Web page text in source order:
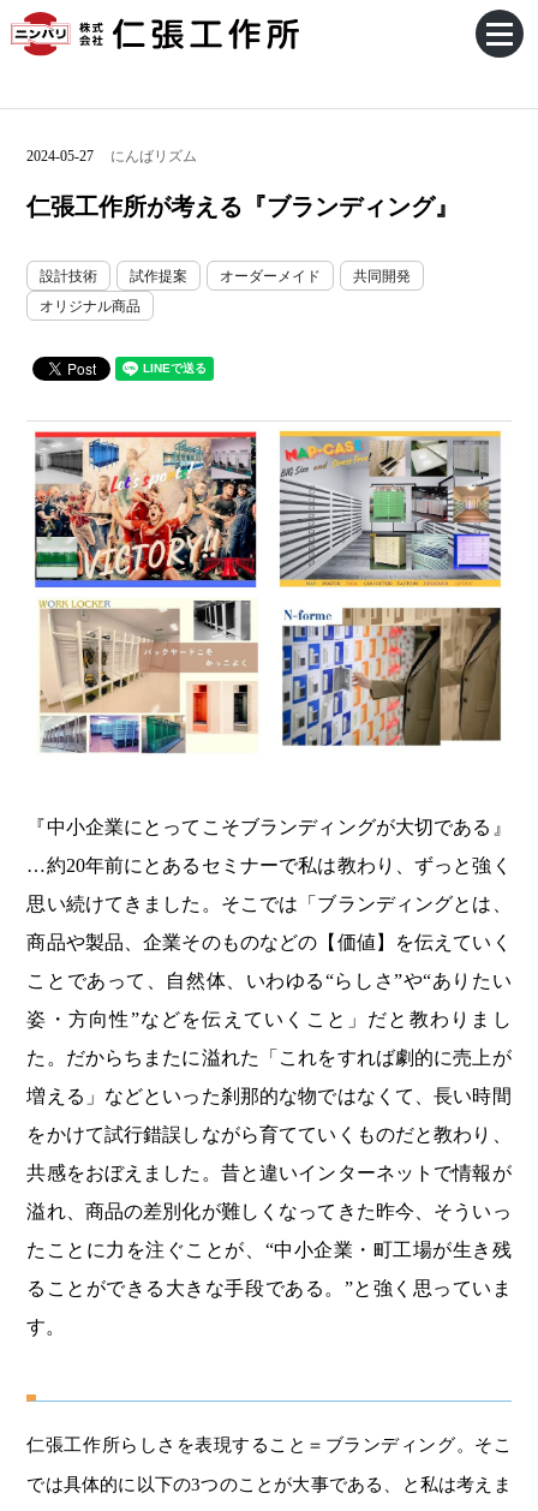
2024-05-27 にんばリズム
仁張工作所が考える『ブランディング』
設計技術 試作提案 オーダーメイド
共同開発
オリジナル商品
『中小企業にとってこそブランディングが大切である』
…約20年前にとあるセミナーで私は教わり、ずっと強く
思い続けてきました。そこでは「ブランディングとは、
商品や製品、企業そのものなどの【価値】を伝えていく
ことであって、自然体、いわゆる“らしさ”や“ありたい
姿・方向性”などを伝えていくこと」だと教わりまし
た。だからちまたに溢れた「これをすれば劇的に売上が
増える」などといった刹那的な物ではなくて、長い時間
をかけて試行錯誤しながら育てていくものだと教わり、
共感をおぼえました。昔と違いインターネットで情報が
溢れ、商品の差別化が難しくなってきた昨今、そういっ
たことに力を注ぐことが、“中小企業・町工場が生き残
ることができる大きな手段である。”と強く思っていま
す。
仁張工作所らしさを表現すること＝ブランディング。そこ
では具体的に以下の3つのことが大事である、と私は考えま